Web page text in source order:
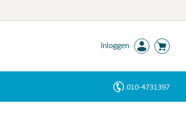
Inloggen
010-4731397